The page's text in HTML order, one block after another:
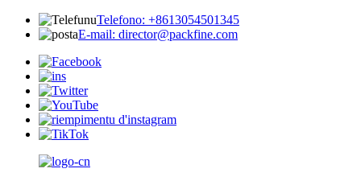
Telefono: +8613054501345
E-mail: director@packfine.com